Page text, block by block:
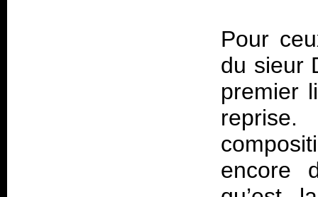
Pour
du sieur
premier
encore